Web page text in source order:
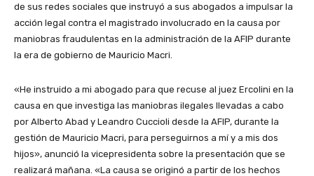
de sus redes sociales que instruyó a sus abogados a impulsar la
acción legal contra el magistrado involucrado en la causa por
maniobras fraudulentas en la administración de la AFIP durante
la era de gobierno de Mauricio Macri.
«He instruido a mi abogado para que recuse al juez Ercolini en la
causa en que investiga las maniobras ilegales llevadas a cabo
por Alberto Abad y Leandro Cuccioli desde la AFIP, durante la
gestión de Mauricio Macri, para perseguirnos a mí y a mis dos
hijos», anunció la vicepresidenta sobre la presentación que se
realizará mañana. «La causa se originó a partir de los hechos